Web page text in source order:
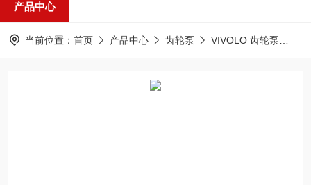
产品中心
当前位置： 首页 产品中心 齿轮泵 VIVOLO 齿轮泵